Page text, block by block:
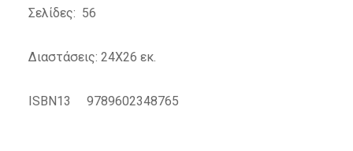
Σελίδες: 56
Διαστάσεις: 24Χ26 εκ.
ISBN13 9789602348765